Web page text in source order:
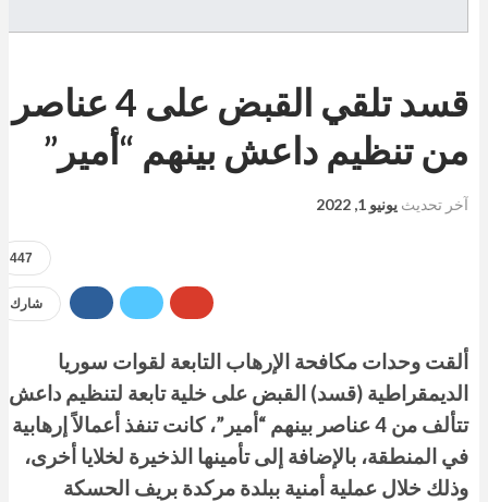
​​​​​​​قسد تلقي القبض على 4 عناصر
من تنظيم داعش بينهم “أمير”
آخر تحديث يونيو 1, 2022
447
شارك
ألقت وحدات مكافحة الإرهاب التابعة لقوات سوريا
الديمقراطية (قسد) القبض على خلية تابعة لتنظيم داعش
تتألف من 4 عناصر بينهم “أمير”، كانت تنفذ أعمالاً إرهابية
في المنطقة، بالإضافة إلى تأمينها الذخيرة لخلايا أخرى،
وذلك خلال عملية أمنية ببلدة مركدة بريف الحسكة